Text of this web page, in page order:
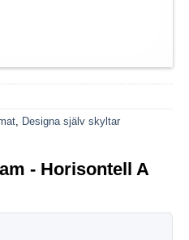
Designa själv skyltar
- Horisontell A